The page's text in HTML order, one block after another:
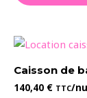
Caisson de
140,40 € TTC/